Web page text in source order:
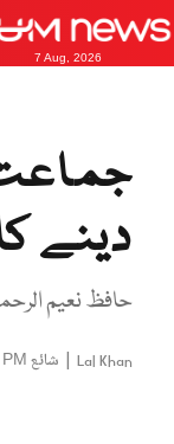
7 Aug, 2026
جماعت
دینے
حافظ نعیم
Lal Khan
| شائع